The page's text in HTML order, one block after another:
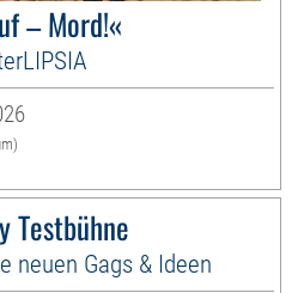
– Mord!«
Testbühne
neuen Gags & Ideen